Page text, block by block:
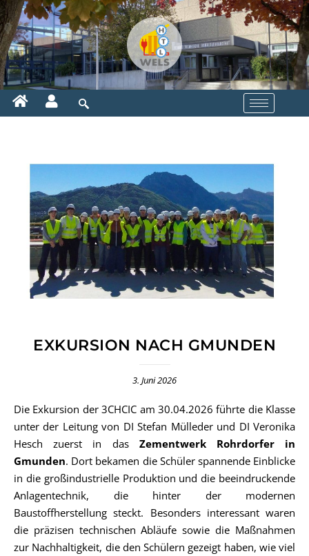
EXKURSION NACH GMUNDEN
3. Juni 2026
Die Exkursion der 3CHCIC am 30.04.2026 führte die Klasse
unter der Leitung von DI Stefan Mülleder und DI Veronika
Hesch zuerst in das Zementwerk Rohrdorfer in
Gmunden. Dort bekamen die Schüler spannende Einblicke
in die großindustrielle Produktion und die beeindruckende
Anlagentechnik, die hinter der modernen
Baustoffherstellung steckt. Besonders interessant waren
die präzisen technischen Abläufe sowie die Maßnahmen
zur Nachhaltigkeit, die den Schülern gezeigt haben, wie viel